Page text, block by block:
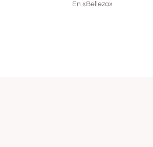
En «Belleza»